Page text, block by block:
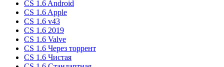
CS 1.6 Android
CS 1.6 Apple
CS 1.6 v43
CS 1.6 2019
CS 1.6 Valve
CS 1.6 Через торрент
CS 1.6 Чистая